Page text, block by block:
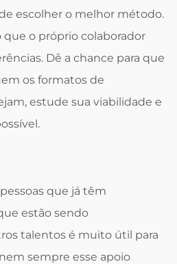
escolher o melhor método.
o próprio colaborador
Dê a chance para que
os formatos de
estude sua viabilidade e
que já têm
estão sendo
talentos é muito útil para
sempre esse apoio